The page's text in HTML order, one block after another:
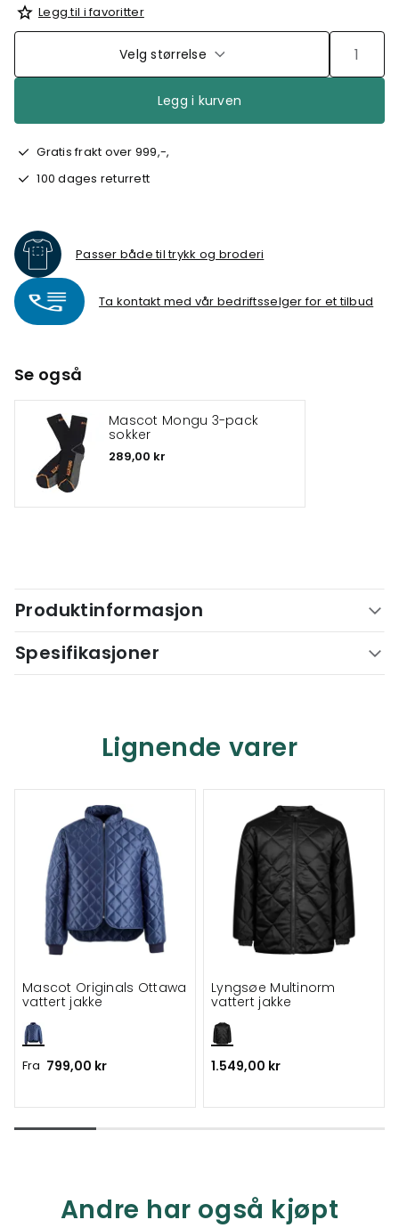
Legg til i favoritter
Velg størrelse
Legg i kurven
Gratis frakt over 999,-,
100 dages returrett
Passer både til trykk og broderi
Ta kontakt med vår bedriftsselger for et tilbud
Se også
Mascot Mongu 3-pack
sokker
289,00 kr
Produktinformasjon
Spesifikasjoner
Lignende varer
Mascot Originals Ottawa
vattert jakke
Fra 799,00 kr
Lyngsøe Multinorm
vattert jakke
1.549,00 kr
Andre har også kjøpt